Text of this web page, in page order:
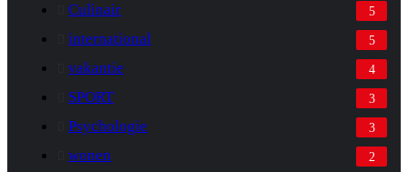
Culinair 5
international 5
vakantie 4
SPORT 3
Psychologie 3
wonen 2